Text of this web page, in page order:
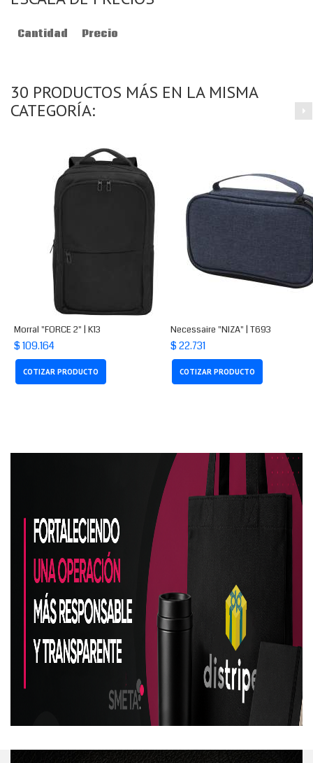
Cantidad Precio
30 PRODUCTOS MÁS EN LA MISMA
CATEGORÍA:
Morral "FORCE 2" | K13
$ 109.164
COTIZAR PRODUCTO
Necessaire "NIZA" | T693
$ 22.731
COTIZAR PRODUCTO